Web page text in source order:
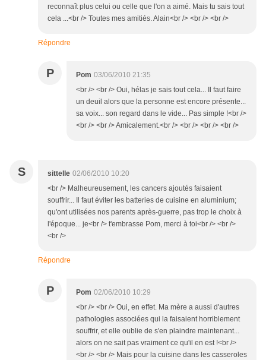
reconnaît plus celui ou celle que l'on a aimé. Mais tu sais tout
cela ...<br /> Toutes mes amitiés. Alain<br /> <br /> <br />
Répondre
P Pom 03/06/2010 21:35
<br /> <br /> Oui, hélas je sais tout cela... Il faut faire
un deuil alors que la personne est encore présente...
sa voix... son regard dans le vide... Pas simple !<br />
<br /> <br /> Amicalement.<br /> <br /> <br /> <br />
S sittelle 02/06/2010 10:20
<br /> Malheureusement, les cancers ajoutés faisaient
souffrir... Il faut éviter les batteries de cuisine en aluminium;
qu'ont utilisées nos parents après-guerre, pas trop le choix à
l'époque... je<br /> t'embrasse Pom, merci à toi<br /> <br />
<br />
Répondre
P Pom 02/06/2010 10:29
<br /> <br /> Oui, en effet. Ma mère a aussi d'autres
pathologies associées qui la faisaient horriblement
souffrir, et elle oublie de s'en plaindre maintenant...
alors on ne sait pas vraiment ce qu'il en est !<br />
<br /> <br /> Mais pour la cuisine dans les casseroles